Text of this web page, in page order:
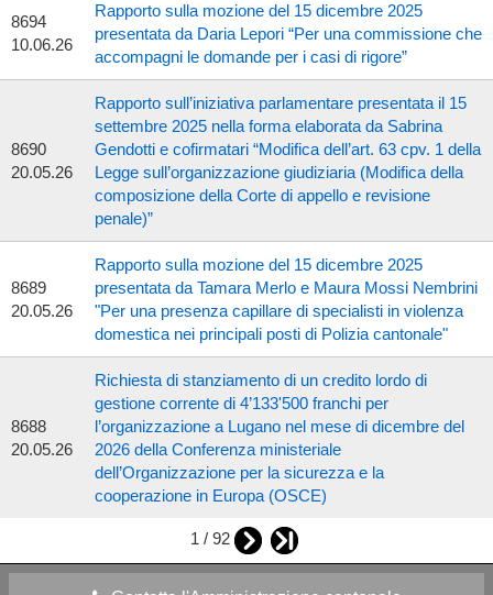
8694
10.06.26
Rapporto sulla mozione del 15 dicembre 2025
presentata da Daria Lepori “Per una commissione che
accompagni le domande per i casi di rigore”
8690
20.05.26
Rapporto sull’iniziativa parlamentare presentata il 15
settembre 2025 nella forma elaborata da Sabrina
Gendotti e cofirmatari “Modifica dell’art. 63 cpv. 1 della
Legge sull’organizzazione giudiziaria (Modifica della
composizione della Corte di appello e revisione
penale)”
8689
20.05.26
Rapporto sulla mozione del 15 dicembre 2025
presentata da Tamara Merlo e Maura Mossi Nembrini
"Per una presenza capillare di specialisti in violenza
domestica nei principali posti di Polizia cantonale"
8688
20.05.26
Richiesta di stanziamento di un credito lordo di
gestione corrente di 4’133'500 franchi per
l’organizzazione a Lugano nel mese di dicembre del
2026 della Conferenza ministeriale
dell’Organizzazione per la sicurezza e la
cooperazione in Europa (OSCE)
1 / 92